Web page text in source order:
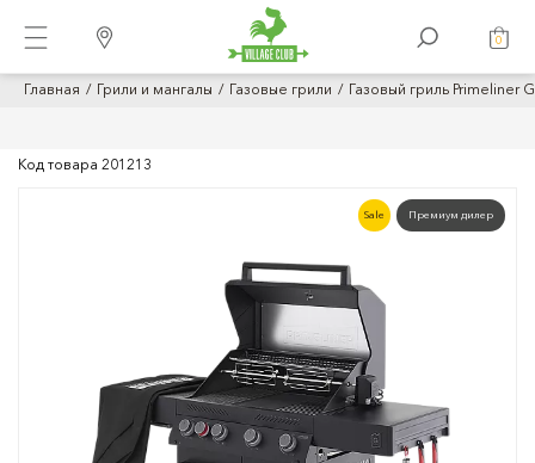
0
Главная Грили и мангалы Газовые грили Газовый гриль Primeliner
Код товара 201213
Sale Премиум дилер